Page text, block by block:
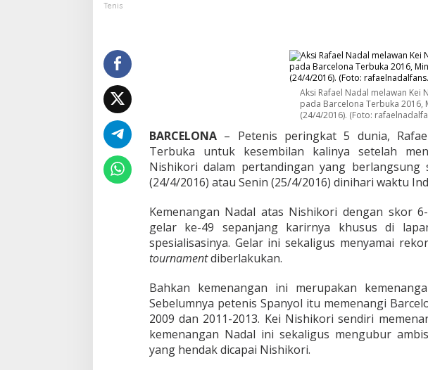
r
b
a
0
1
6
,
N
d
a
l
S
a
m
Tenis
Aksi Rafael Nadal melawan Kei
pada Barcelona Terbuka 2016,
(24/4/2016). (Foto:
BARCELONA– Petenis peringkat 5 dunia,
Terbuka untuk kesembilan kalinya setelah
Nishikori dalam pertandingan yang
(24/4/2016) atau Senin (25/4/2016) dinihari waktu
Kemenangan Nadal atas Nishikori dengan skor
gelar ke-49 sepanjang karirnya khusus di
spesialisasinya. Gelar ini sekaligus menyamai
tournamentdiberlakukan.
Bahkan kemenangan ini merupakan
Sebelumnya petenis Spanyol itu memenangi
2009 dan 2011-2013. Kei Nishikori sendiri
kemenangan Nadal ini sekaligus mengubur
yang hendak dicapai Nishikori.